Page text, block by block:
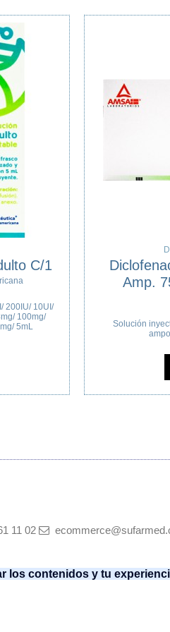
Gentamicina-Clotrimazol
Crema Tubo de
40g.
CL-059
Tubo con 40g.
11 02
los contenidos y tu